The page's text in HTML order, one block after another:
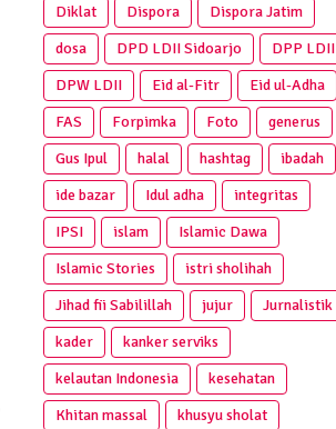
Diklat
Dispora
Dispora Jatim
dosa
DPD LDII Sidoarjo
DPP LDII
DPW LDII
Eid al-Fitr
Eid ul-Adha
FAS
Forpimka Foto
generus
Gus Ipul
halal hashtag
ibadah
ide bazar
Idul adha
integritas
IPSI
islam
Islamic Dawa
Islamic Stories
istri sholihah
Jihad fii Sabilillah
jujur
Jurnalistik
kader
kanker serviks
kelautan Indonesia
kesehatan
Khitan massal
khusyu sholat